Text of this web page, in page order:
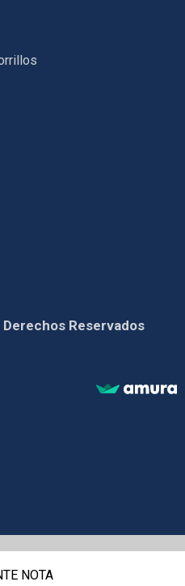
Reservados
NOTA